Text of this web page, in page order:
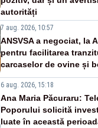
autorități
7 aug. 2026, 10:57
ANSVSA a negociat, la
pentru facilitarea
carcaselor de ovine și
6 aug. 2026, 15:18
Ana Maria Păcuraru:
Poporului solicită
luate în această